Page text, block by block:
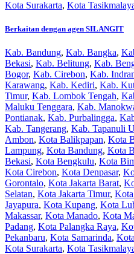
Kota Surakarta, Kota
Berkaitan dengan agen SILANGIT
Kab. Bandung, Kab. Bangka,
Bekasi, Kab. Belitung, Kab.
Bogor, Kab. Cirebon, Kab.
Karawang, Kab. Kediri, Kab.
Timur, Kab. Lombok Tengah,
Maluku Tenggara, Kab.
Pontianak, Kab. Purbalingga,
Kab. Tangerang, Kab. Tapanuli
Ambon, Kota Balikpapan, Kota
Lampung, Kota Bandung, Kota
Bekasi, Kota Bengkulu, Kota
Kota Cirebon, Kota Denpasar,
Gorontalo, Kota Jakarta Barat,
Selatan, Kota Jakarta Timur, Kota
Jayapura, Kota Kupang, Kota
Makassar, Kota Manado, Kota
Padang, Kota Palangka Raya,
Pekanbaru, Kota Samarinda,
Kota Surakarta, Kota